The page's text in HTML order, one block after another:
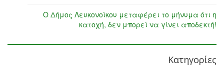
Ο Δήμος Λευκονοίκου μεταφέρει το μήνυμα ότι η
κατοχή, δεν μπορεί να γίνει αποδεκτή!
Κατηγορίες